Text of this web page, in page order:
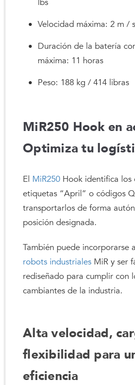
Velocidad máxima: 2 m /
Duración de la batería
máxima: 11 horas
Peso: 188 kg / 414 libras
MiR250 Hook en
Optimiza tu
El MiR250 Hook identifica los
etiquetas “April” o códigos
transportarlos de forma
posición designada.
También puede incorporarse
robots industriales MiR y ser
rediseñado para cumplir con
cambiantes de la industria.
Alta velocidad,
flexibilidad para
eficiencia